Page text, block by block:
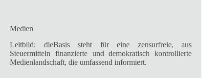
Medien
Leitbild: dieBasis steht für eine zensurfreie, aus
Steuermitteln finanzierte und demokratisch kontrollierte
Medienlandschaft, die umfassend informiert.